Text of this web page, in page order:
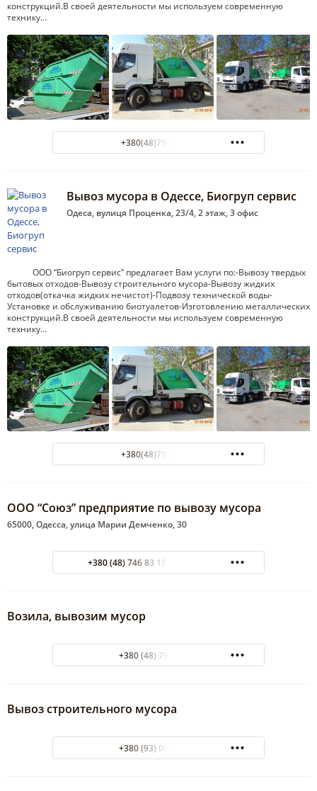
конструкций.В своей деятельности мы используем современную
технику…
+380(48)798-66-38
Вывоз мусора в Одессе, Биогруп сервис
Одеса, вулиця Проценка, 23/4, 2 этаж, 3 офис
ООО “Биогруп сервис” предлагает Вам услуги по:-Вывозу твердых
бытовых отходов-Вывозу строительного мусора-Вывозу жидких
отходов(откачка жидких нечистот)-Подвозу технической воды-
Установке и обслуживанию биотуалетов-Изготовлению металлических
конструкций.В своей деятельности мы используем современную
технику…
+380(48)798-66-38
ООО “Союз” предприятие по вывозу мусора
65000, Одесса, улица Марии Демченко, 30
+380 (48) 746 83 15 круглосуточно
Возила, вывозим мусор
+380 (48) 799-29-09
Вывоз строительного мусора
+380 (93) 000-60-81